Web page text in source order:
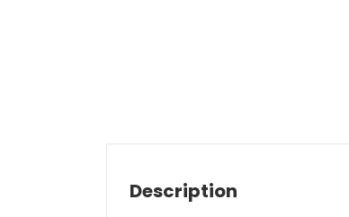
Description